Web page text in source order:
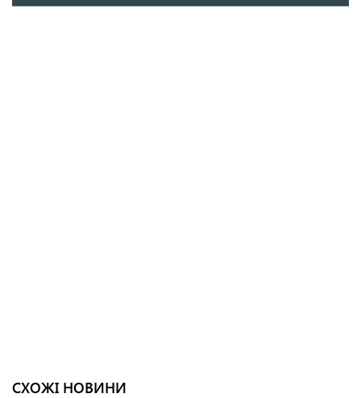
СХОЖІ НОВИНИ